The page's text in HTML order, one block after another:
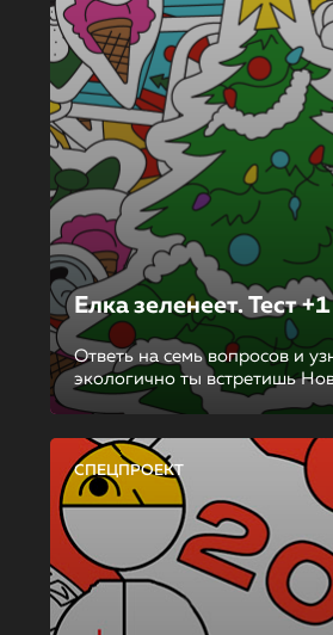
Елка зеленеет. Тест +1
Ответь на семь вопросов и
экологично ты встретишь
СПЕЦПРОЕКТ